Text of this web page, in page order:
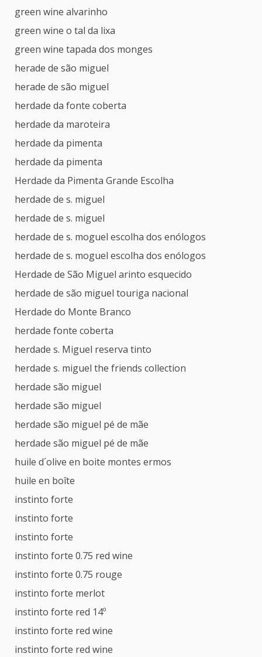
green wine alvarinho
green wine o tal da lixa
green wine tapada dos monges
herade de são miguel
herade de são miguel
herdade da fonte coberta
herdade da maroteira
herdade da pimenta
herdade da pimenta
Herdade da Pimenta Grande Escolha
herdade de s. miguel
herdade de s. miguel
herdade de s. moguel escolha dos enólogos
herdade de s. moguel escolha dos enólogos
Herdade de São Miguel arinto esquecido
herdade de são miguel touriga nacional
Herdade do Monte Branco
herdade fonte coberta
herdade s. Miguel reserva tinto
herdade s. miguel the friends collection
herdade são miguel
herdade são miguel
herdade são miguel pé de mãe
herdade são miguel pé de mãe
huile d´olive en boite montes ermos
huile en boîte
instinto forte
instinto forte
instinto forte
instinto forte 0.75 red wine
instinto forte 0.75 rouge
instinto forte merlot
instinto forte red 14º
instinto forte red wine
instinto forte red wine